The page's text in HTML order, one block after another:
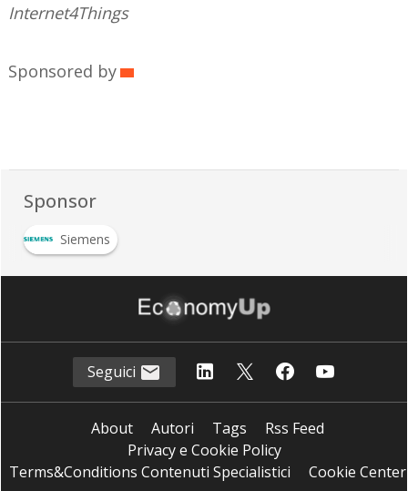
Internet4Things
Sponsored by
Sponsor
Siemens
Seguici
About Autori Tags
Rss Feed
Privacy e Cookie Policy
Terms&Conditions Contenuti Specialistici
Cookie Center